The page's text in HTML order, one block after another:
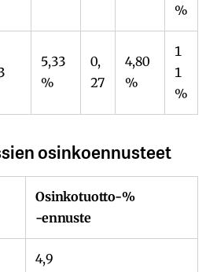
%
5,33
%
0,
27
4,80
%
1
1
%
osinkoennusteet
Osinkotuotto-%
-ennuste
4,9